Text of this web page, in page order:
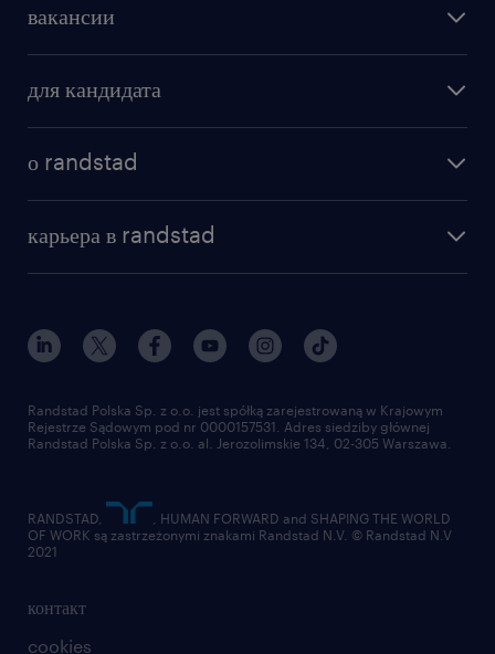
вакансии
бонусы для работников
для кандидата
о randstad
институт исследований randstad
для медиа
для поставщиков
карьера в randstad
наш мир
работа в randstad
отправить резюме
контакт
cookies
Randstad Polska Sp. z o.o. jest spółką zarejestrowaną w Krajowym
Rejestrze Sądowym pod nr 0000157531. Adres siedziby głównej
Randstad Polska Sp. z o.o. al. Jerozolimskie 134, 02-305 Warszawa.
RANDSTAD,
, HUMAN FORWARD and SHAPING THE WORLD
OF WORK są zastrzeżonymi znakami Randstad N.V. © Randstad N.V
2021